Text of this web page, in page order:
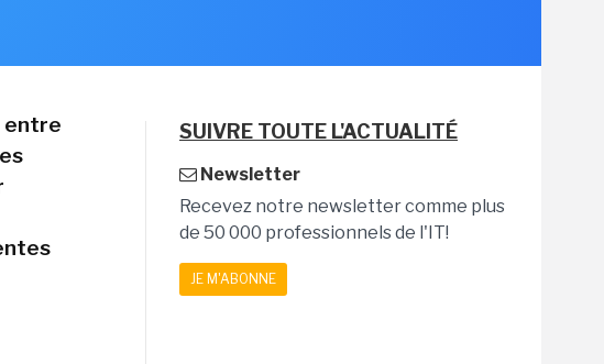
entre
SUIVRE TOUTE L'ACTUALITÉ
Newsletter
Recevez notre newsletter comme plus
de 50 000 professionnels de l'IT!
JE M'ABONNE